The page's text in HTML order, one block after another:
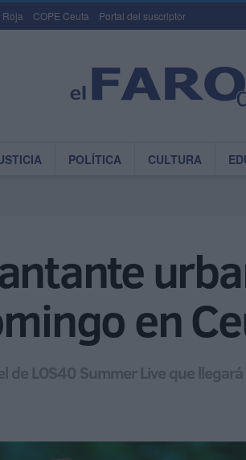
Roja COPE Ceuta Portal del suscriptor
POLÍTICA CULTURA
en
LOS40 Summer Live que